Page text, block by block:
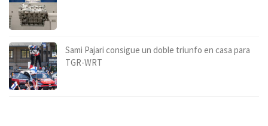
Sami Pajari consigue un doble triunfo en casa para
TGR-WRT